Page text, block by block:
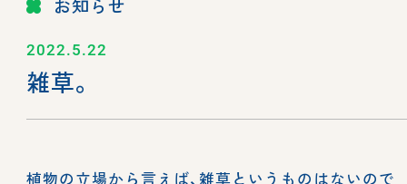
お知らせ
2022.5.22
雑草。
植物の立場から言えば、雑草というものはないので